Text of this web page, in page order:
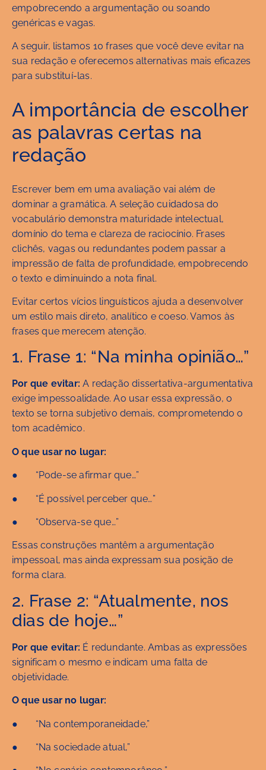
empobrecendo a argumentação ou soando
genéricas e vagas.
A seguir, listamos 10 frases que você deve evitar na
sua redação e oferecemos alternativas mais eficazes
para substituí-las.
A importância de escolher
as palavras certas na
redação
Escrever bem em uma avaliação vai além de
dominar a gramática. A seleção cuidadosa do
vocabulário demonstra maturidade intelectual,
domínio do tema e clareza de raciocínio. Frases
clichês, vagas ou redundantes podem passar a
impressão de falta de profundidade, empobrecendo
o texto e diminuindo a nota final.
Evitar certos vícios linguísticos ajuda a desenvolver
um estilo mais direto, analítico e coeso. Vamos às
frases que merecem atenção.
1. Frase 1: “Na minha opinião…”
Por que evitar: A redação dissertativa-argumentativa
exige impessoalidade. Ao usar essa expressão, o
texto se torna subjetivo demais, comprometendo o
tom acadêmico.
O que usar no lugar:
● “Pode-se afirmar que…”
● “É possível perceber que…”
● “Observa-se que…”
Essas construções mantêm a argumentação
impessoal, mas ainda expressam sua posição de
forma clara.
2. Frase 2: “Atualmente, nos
dias de hoje…”
Por que evitar: É redundante. Ambas as expressões
significam o mesmo e indicam uma falta de
objetividade.
O que usar no lugar:
● “Na contemporaneidade,”
● “Na sociedade atual,”